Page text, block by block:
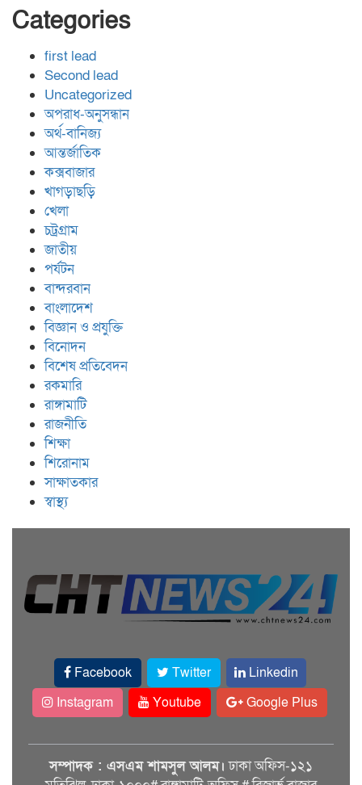
Categories
first lead
Second lead
Uncategorized
অপরাধ-অনুসন্ধান
অর্থ-বানিজ্য
আন্তর্জাতিক
কক্সবাজার
খাগড়াছড়ি
খেলা
চট্রগ্রাম
জাতীয়
পর্যটন
বান্দরবান
বাংলাদেশ
বিজ্ঞান ও প্রযুক্তি
বিনোদন
বিশেষ প্রতিবেদন
রকমারি
রাঙ্গামাটি
রাজনীতি
শিক্ষা
শিরোনাম
সাক্ষাতকার
স্বাস্থ্য
Facebook Twitter
Linkedin
Instagram
Youtube Google Plus
সম্পাদক : এসএম শামসুল আলম। ঢাকা অফিস-১২১